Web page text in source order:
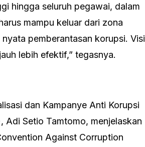
hingga seluruh pegawai, dalam
mampu keluar dari zona
pemberantasan korupsi. Visi
lebih efektif,” tegasnya.
dan Kampanye Anti Korupsi
Adi Setio Tamtomo, menjelaskan
Against Corruption